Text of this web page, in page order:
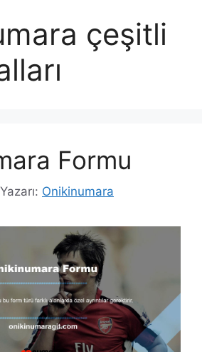
çeşitli
Formu
Yazarı: Onikinumara